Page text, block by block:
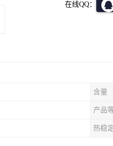
在线QQ：
含量
产品
热稳